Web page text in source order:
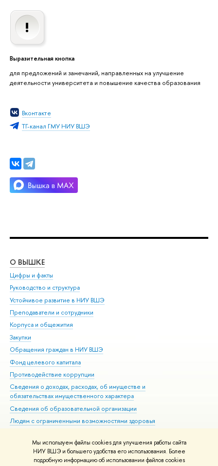
Мы используем файлы cookies для улучшения работы сайта
НИУ ВШЭ и большего удобства его использования. Более
подробную информацию об использовании файлов cookies
Выразительная кнопка
для предложений и замечаний, направленных на улучшение
деятельности университета и повышение качества образования
Вконтакте
ТГ-канал ГМУ НИУ ВШЭ
О ВЫШКЕ
Цифры и факты
Руководство и структура
Устойчивое развитие в НИУ ВШЭ
Преподаватели и сотрудники
Корпуса и общежития
Закупки
Обращения граждан в НИУ ВШЭ
Фонд целевого капитала
Противодействие коррупции
Сведения о доходах, расходах, об имуществе и
обязательствах имущественного характера
Сведения об образовательной организации
Людям с ограниченными возможностями здоровья
Работа в Вышке